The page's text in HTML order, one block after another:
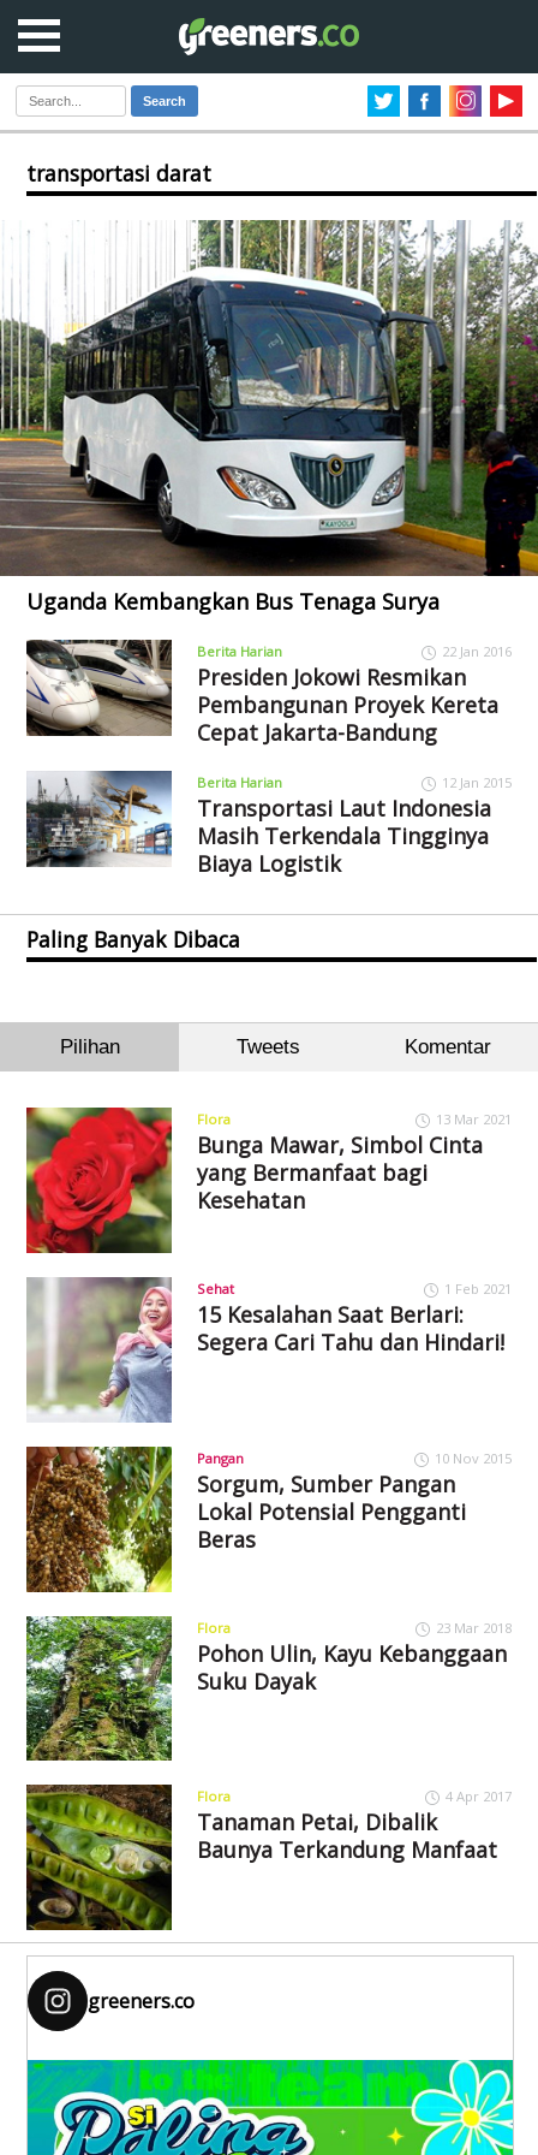
Search
transportasi darat
Uganda Kembangkan Bus Tenaga Surya
Berita Harian 22 Jan 2016
Presiden Jokowi Resmikan
Pembangunan Proyek Kereta
Cepat Jakarta-Bandung
Berita Harian 12 Jan 2015
Transportasi Laut Indonesia
Masih Terkendala Tingginya
Biaya Logistik
Paling Banyak Dibaca
Pilihan Tweets Komentar
Flora 13 Mar 2021
Bunga Mawar, Simbol Cinta
yang Bermanfaat bagi
Kesehatan
Sehat 1 Feb 2021
15 Kesalahan Saat Berlari:
Segera Cari Tahu dan Hindari!
Pangan 10 Nov 2015
Sorgum, Sumber Pangan
Lokal Potensial Pengganti
Beras
Flora 23 Mar 2018
Pohon Ulin, Kayu Kebanggaan
Suku Dayak
Flora 4 Apr 2017
Tanaman Petai, Dibalik
Baunya Terkandung Manfaat
greeners.co